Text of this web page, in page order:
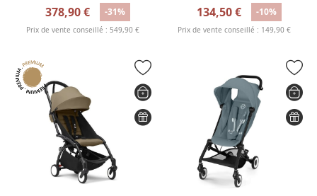
378,90 € -31%
Prix de vente conseillé : 549,90 €
134,50 € -10%
Prix de vente conseillé : 149,90 €